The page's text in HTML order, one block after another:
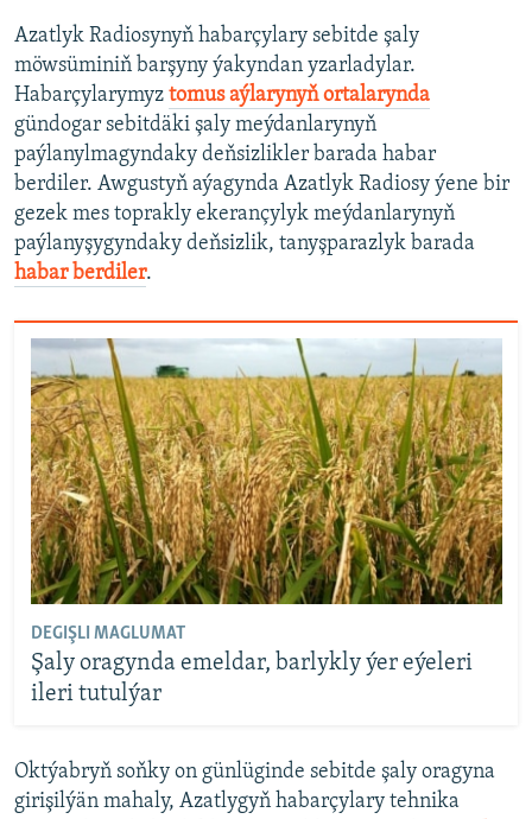
Azatlyk Radiosynyň habarçylary sebitde şaly
möwsüminiň barşyny ýakyndan yzarladylar.
Habarçylarymyz tomus aýlarynyň ortalarynda
gündogar sebitdäki şaly meýdanlarynyň
paýlanylmagyndaky deňsizlikler barada habar
berdiler. Awgustyň aýagynda Azatlyk Radiosy ýene bir
gezek mes toprakly ekerançylyk meýdanlarynyň
paýlanyşygyndaky deňsizlik, tanyşparazlyk barada
habar berdiler.
DEGIŞLI MAGLUMAT
Şaly oragynda emeldar, barlykly ýer eýeleri
ileri tutulýar
Oktýabryň soňky on günlüginde sebitde şaly oragyna
girişilýän mahaly, Azatlygyň habarçylary tehnika